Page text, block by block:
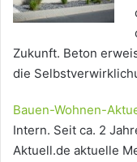
Zukunft. Beton
die
Bauen-Wohnen-
Intern. Seit ca. 2
Aktuell.de aktuelle